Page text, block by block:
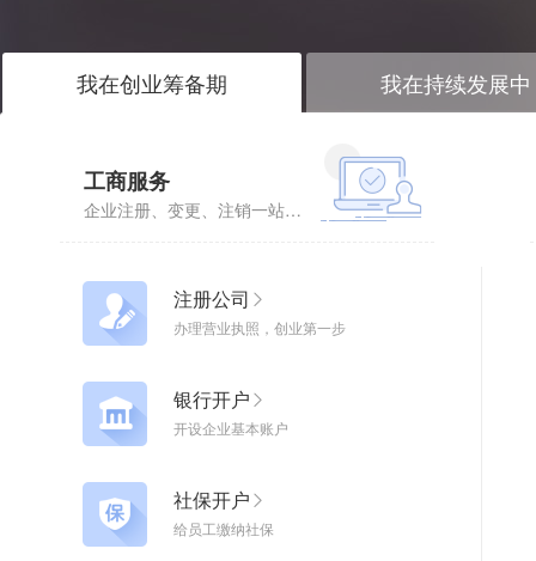
我在创业筹备期 我在持续发展中
工商服务
企业注册、变更、注销一站式企业服务
注册公司
办理营业执照，创业第一步
银行开户
开设企业基本账户
社保开户
给员工缴纳社保